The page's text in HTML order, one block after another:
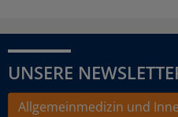
UNSERE
Allgemeinmedizin und